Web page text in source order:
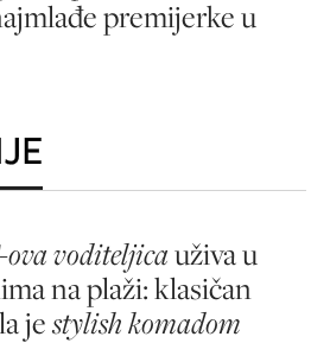
premijerke u
voditeljicauživa u
na plaži: klasičan
jestylish komadom